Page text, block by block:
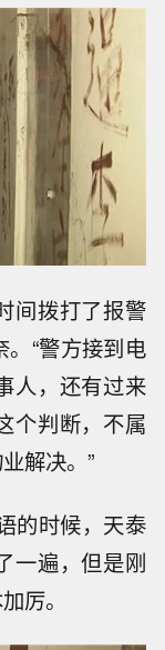
间拨打了报警
“警方接到电
人，还有过来
个判断，不属
解决。”
的时候，天泰
一遍，但是刚
厉。